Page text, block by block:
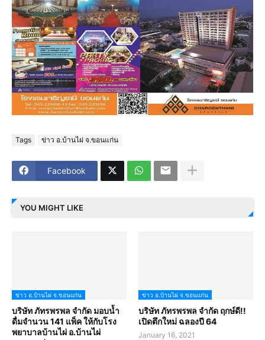
Tags ข่าว อ.บ้านไผ่ จ.ขอนแก่น
Facebook
YOU MIGHT LIKE
ข่าว อ.บ้านไผ่ จ.ขอนแก่น
บริษัท ภัทรพรพล จำกัด มอบน้ำ
ดื่มจำนวน 141 แพ็ค ให้กับโรง
พยาบาลบ้านไผ่ อ.บ้านไผ่
ข่าว อ.บ้านไผ่ จ.ขอนแก่น
บริษัท ภัทรพรพล จำกัด ฤกษ์ดี!!
เปิดตึกใหม่ ฉลองปี 64
January 16, 2021